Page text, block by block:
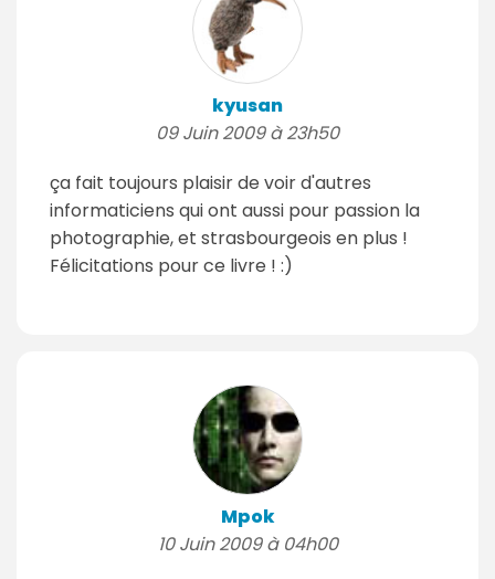
kyusan
09 Juin 2009 à 23h50
ça fait toujours plaisir de voir d'autres
informaticiens qui ont aussi pour passion la
photographie, et strasbourgeois en plus !
Félicitations pour ce livre ! :)
Mpok
10 Juin 2009 à 04h00